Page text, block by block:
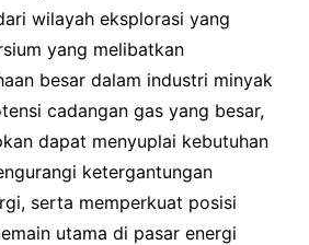
wilayah eksplorasi yang
yang melibatkan
besar dalam industri minyak
cadangan gas yang besar,
dapat menyuplai kebutuhan
ketergantungan
serta memperkuat posisi
utama di pasar energi